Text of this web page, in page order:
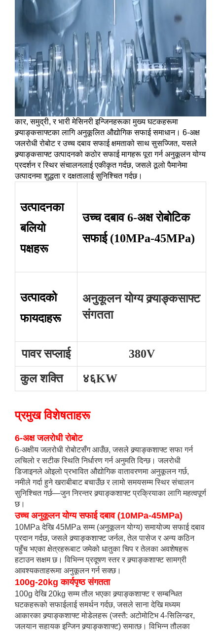
कार, समुद्री, र भारी मेसिनरी इन्जिनहरूका मुख्य घटकहरूमा
क्र्याङ्कसाफ्टका लागि अनुकूलित औद्योगिक सफाई समाधान। 6-अक्ष
जलरोधी रोबोट र उच्च दबाव सफाई क्षमताको साथ सुसज्जित, यसले
क्र्याङ्कसाफ्ट उत्पादनको कठोर सफाई मागहरू पूरा गर्न अनुकूलन योग्य
प्रदर्शन र स्थिर संचालनलाई एकीकृत गर्दछ, जसले ठूलो पैमानेमा
उत्पादनमा शुद्धता र दक्षतालाई सुनिश्चित गर्दछ।
उत्पादनका
बलियो
पक्षहरू
उच्च दबाव 6-अक्ष रोबोटिक
सफाई (10MPa-45MPa)
उत्पादको
फायदाहरू
अनुकूलन योग्य क्र्याङ्कसाफ्ट
संगतता
पावर सप्लाई
380V
कुल शक्ति
४६KW
प्रमुख विशेषताहरू
6-अक्ष जलरोधी रोबोट
6-अक्षीय जलरोधी रोबोटसँग आउँछ, जसले क्र्याङ्कशाफ्ट सफा गर्न
लचिलो र सटीक स्थिति निर्धारण गर्न अनुमति दिन्छ। जलरोधी
डिजाइनले ओइलो प्रभावित औद्योगिक वातावरणमा अनुकूलन गर्छ,
नमीले गर्दा हुने खराबीबाट बचाउँछ र लामो समयसम्म स्थिर संचालन
सुनिश्चित गर्छ—जुन निरन्तर क्र्याङ्कशाफ्ट प्रक्रियाका लागि महत्वपूर्ण
छ।
उच्च अनुकूलन योग्य सफाई दबाव (10MPa-45MPa)
10MPa देखि 45MPa सम्म (अनुकूलन योग्य) समायोज्य सफाई दबाव
प्रदान गर्दछ, जसले क्र्याङ्कशाफ्ट जर्नल, तेल पासेज र अन्य कठिन
पहुँच भएका क्षेत्रहरूबाट जमेको धातुका चिप र तेलका अवशेषहरू
हटाउन सक्षम छ। विभिन्न प्रदूषण स्तर र क्र्याङ्कशाफ्ट सामग्री
आवश्यकताहरूमा अनुकूलन गर्न सक्छ।
100g-20kg कार्यपृष्ठ संगतता
100g देखि 20kg सम्म तौल भएका क्र्याङ्कशाफ्ट र सम्बन्धित
घटकहरूको सफाईलाई समर्थन गर्दछ, जसले साना देखि मध्यम
आकारका क्र्याङ्कशाफ्ट मोडेलहरू (जस्तै: अटोमोटिभ 4-सिलिन्डर,
जलयान सहायक इन्जिन क्र्याङ्कशाफ्ट) समात्छ। विभिन्न तौलका